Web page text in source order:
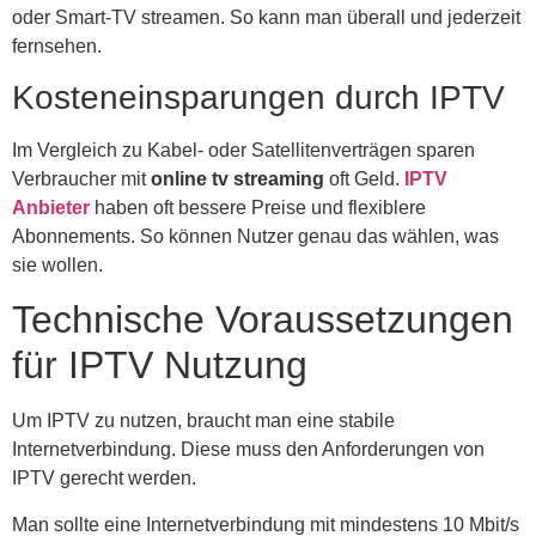
oder Smart-TV streamen. So kann man überall und jederzeit
fernsehen.
Kosteneinsparungen durch IPTV
Im Vergleich zu Kabel- oder Satellitenverträgen sparen
Verbraucher mitonline tv streaming oft Geld.
IPTV
Anbieter haben oft bessere Preise und flexiblere
Abonnements. So können Nutzer genau das wählen, was
sie wollen.
Technische Voraussetzungen
für IPTV Nutzung
Um IPTV zu nutzen, braucht man eine stabile
Internetverbindung. Diese muss den Anforderungen von
IPTV gerecht werden.
Man sollte eine Internetverbindung mit mindestens 10 Mbit/s